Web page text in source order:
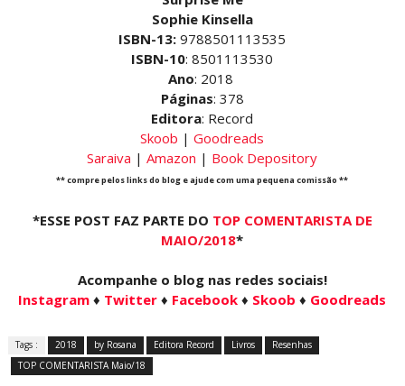
Sophie Kinsella
ISBN-13: 9788501113535
ISBN-10: 8501113530
Ano: 2018
Páginas: 378
Editora: Record
Skoob |Goodreads
Saraiva |Amazon | Book Depository
** compre pelos links do blog e ajude com uma pequena comissão **
*ESSE POST FAZ PARTE DO TOP COMENTARISTA DE
MAIO/2018*
Acompanhe o blog nas redes sociais!
Instagram ♦ Twitter ♦ Facebook ♦ Skoob ♦ Goodreads
Tags : 2018 by Rosana Editora Record Livros
Resenhas
TOP COMENTARISTA Maio/18